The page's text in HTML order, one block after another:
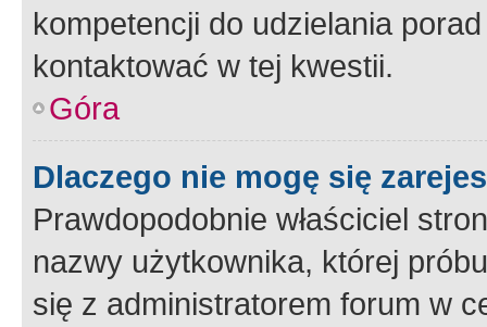
kompetencji do udzielania
kontaktować w tej kwestii.
Góra
Dlaczego nie mogę się
Prawdopodobnie właściciel
nazwy użytkownika, której
się z administratorem forum w